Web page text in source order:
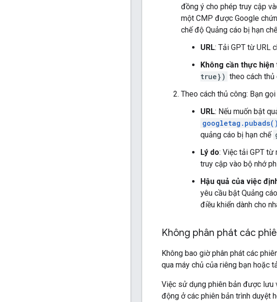
đồng ý cho phép truy cập
một CMP được Google
chế độ Quảng cáo bị hạn
URL: Tải GPT từ URL
Không cần thực
true}) theo cách
Theo cách thủ công: Bạn gọi
URL: Nếu muốn bật
quảng cáo bị hạn chế
Lý do: Việc tải GPT từ
truy cập vào bộ nhớ
Hậu quả của việc
yêu cầu bật Quảng
điều khiển dành cho
Không phân phát các
Không bao giờ phân phát các
qua máy chủ của riêng bạn hoặc
Việc sử dụng phiên bản được lưu
động ở các phiên bản trình duyệt